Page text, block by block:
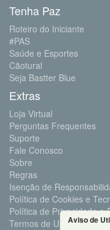
Tenha Paz
Roteiro do Iniciante
#PAS
Saúde e Esportes
Cãotural
Seja Bastter Blue
Extras
Loja Virtual
Perguntas Frequentes
Suporte
Fale Conosco
Sobre
Regras
Isenção de
Política de Cookies e
Política de Privacidade e
Termos de UsoAviso de